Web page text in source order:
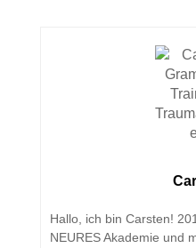
Hallo, ich bin Carsten!
NEURES Akademie und